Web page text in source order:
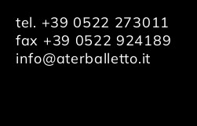
tel. +39 0522 273011
fax +39 0522 924189
info@aterballetto.it